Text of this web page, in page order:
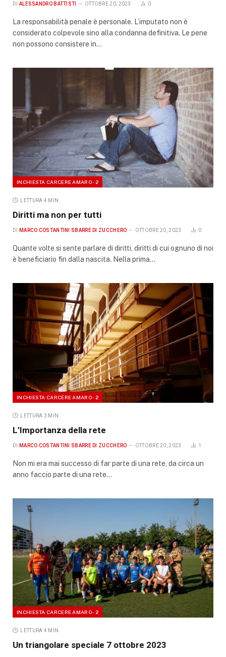
DI ALESSANDRO BATTISTI OTTOBRE 20, 2023 0
La responsabilità penale è personale. L’imputato non è
considerato colpevole sino alla condanna definitiva. Le pene
non possono consistere in…
INCHIESTA CARCERE AMARO - 2
LETTURA 4 MIN.
Diritti ma non per tutti
DI MARCO COSTANTINI SBARRE DI ZUCCHERO OTTOBRE 20, 2023 0
Quante volte si sente parlare di diritti, diritti di cui ognuno di noi
è beneficiario fin dalla nascita. Nella prima…
INCHIESTA CARCERE AMARO - 2
LETTURA 3 MIN.
L’Importanza della rete
DI MARCO COSTANTINI SBARRE DI ZUCCHERO OTTOBRE 20, 2023 1
Non mi era mai successo di far parte di una rete, da circa un
anno faccio parte di una rete…
INCHIESTA CARCERE AMARO - 2
LETTURA 4 MIN.
Un triangolare speciale 7 ottobre 2023